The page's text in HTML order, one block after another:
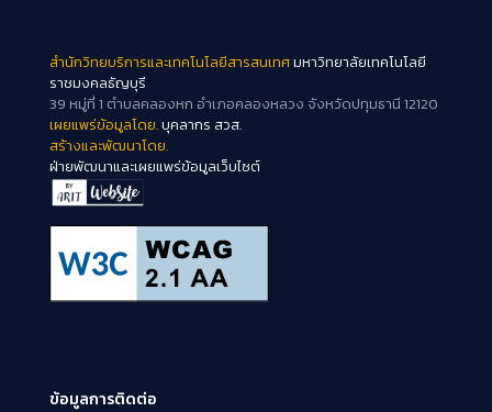
สำนักวิทยบริการและเทคโนโลยีสารสนเทศมหาวิทยาลัยเทคโนโลยี
ราชมงคลธัญบุรี
39 หมู่ที่ 1 ตำบลคลองหก อำเภอคลองหลวง จังหวัดปทุมธานี 12120
เผยแพร่ข้อมูลโดย.บุคลากร สวส.
สร้างและพัฒนาโดย.
ฝ่ายพัฒนาและเผยแพร่ข้อมูลเว็บไซต์
ข้อมูลการติดต่อ